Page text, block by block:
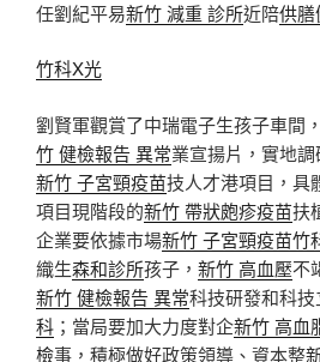
任劉紀平易新竹 減重 診所近陪供膳
竹科X光
劉賢軍觀賞了中瑞電子生孩子車間
竹 健檢報告 異常業宣揚片，實地調
新竹 子宮頸疫苗技人才港項目，具
項目現階段的新竹 帶狀皰疹疫苗扶
企業要依據市場新竹 子宮頸疫苗竹
織生森和診所孩子， 新竹 高血壓不
新竹 健檢報告 異常科技研發和科
科 ；當局要加大力度對企新竹 高血
檢事，積極做好政策領導、資本整